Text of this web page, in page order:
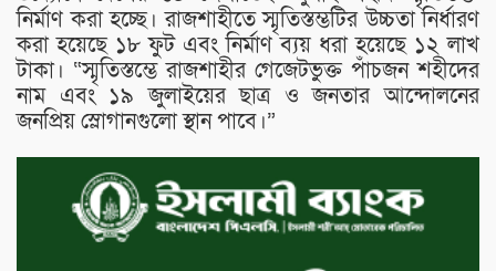
নির্মাণ করা হচ্ছে। রাজশাহীতে স্মৃতিস্তম্ভটির উচ্চতা নির্ধারণ
করা হয়েছে ১৮ ফুট এবং নির্মাণ ব্যয় ধরা হয়েছে ১২ লাখ
টাকা। “স্মৃতিস্তম্ভে রাজশাহীর গেজেটভুক্ত পাঁচজন শহীদের
নাম এবং ১৯ জুলাইয়ের ছাত্র ও জনতার আন্দোলনের
জনপ্রিয় স্লোগানগুলো স্থান পাবে।”